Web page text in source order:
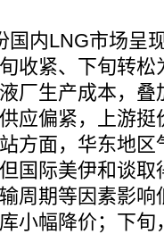
LNG市场呈现
收紧、下旬转
液厂生产成本，
应偏紧，上游
方面，华东地
国际美伊和谈
周期等因素影
小幅降价；下